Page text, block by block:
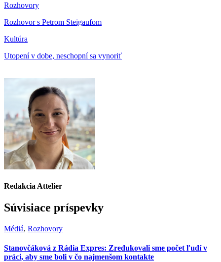
Rozhovory
Rozhovor s Petrom Steigaufom
Kultúra
Utopení v dobe, neschopní sa vynoriť
Redakcia Attelier
Súvisiace príspevky
Médiá, Rozhovory
Stanovčáková z Rádia Expres: Zredukovali sme počet ľudí v
práci, aby sme boli v čo najmenšom kontakte